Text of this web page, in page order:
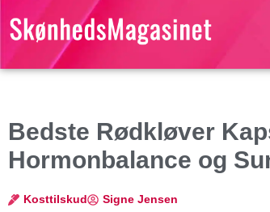
Bedste Rødkløver
Hormonbalance og
Kosttilskud Signe Jensen